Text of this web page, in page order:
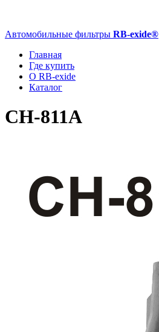
Автомобильные фильтры RB-exide®
Главная
Где купить
О RB-exide
Каталог
CH-811A